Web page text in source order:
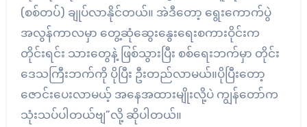
(စစ်တပ်) ချုပ်လာနိုင်တယ်။ အဲဒီတော့ ရွေးကောက်ပွဲ
အလွန်ကာလမှာ တွေ့ဆုံဆွေးနွေးရေးစကားဝိုင်းက
တိုင်းရင်း သားတွေနဲ့ ဖြစ်သွားပြီး စစ်ရေးဘက်မှာ တိုင်း
ဒေသကြီးဘက်ကို ပိုပြီး ဦးတည်လာမယ်။ပိုပြီးတော့
ဇောင်းပေးလာမယ့် အနေအထားမျိုးလို့ပဲ ကျွန်တော်က
သုံးသပ်ပါတယ်ဗျ”လို့ ဆိုပါတယ်။